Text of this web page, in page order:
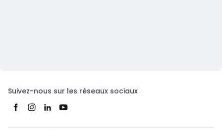
Suivez-nous sur les réseaux sociaux